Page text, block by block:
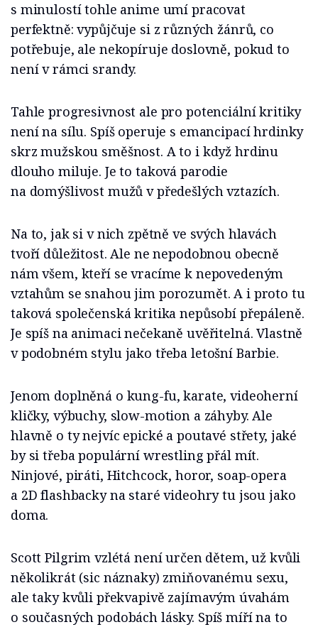
s minulostí tohle anime umí pracovat
perfektně: vypůjčuje si z různých žánrů, co
potřebuje, ale nekopíruje doslovně, pokud to
není v rámci srandy.
Tahle progresivnost ale pro potenciální kritiky
není na sílu. Spíš operuje s emancipací hrdinky
skrz mužskou směšnost. A to i když hrdinu
dlouho miluje. Je to taková parodie
na domýšlivost mužů v předešlých vztazích.
Na to, jak si v nich zpětně ve svých hlavách
tvoří důležitost. Ale ne nepodobnou obecně
nám všem, kteří se vracíme k nepovedeným
vztahům se snahou jim porozumět. A i proto tu
taková společenská kritika nepůsobí přepáleně.
Je spíš na animaci nečekaně uvěřitelná. Vlastně
v podobném stylu jako třeba letošní Barbie.
Jenom doplněná o kung-fu, karate, videoherní
kličky, výbuchy, slow-motion a záhyby. Ale
hlavně o ty nejvíc epické a poutavé střety, jaké
by si třeba populární wrestling přál mít.
Ninjové, piráti, Hitchcock, horor, soap-opera
a 2D flashbacky na staré videohry tu jsou jako
doma.
Scott Pilgrim vzlétá není určen dětem, už kvůli
několikrát (sic náznaky) zmiňovanému sexu,
ale taky kvůli překvapivě zajímavým úvahám
o současných podobách lásky. Spíš míří na to